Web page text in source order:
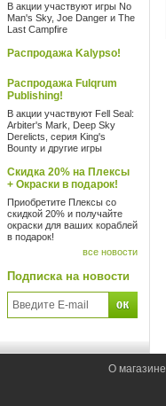
В акции участвуют игры No
Man's Sky, Joe Danger и The
Last Campfire
Распродажа Kalypso!
Распродажа Fulqrum
Publishing!
В акции участвуют Fell Seal:
Arbiter's Mark, Deep Sky
Derelicts, серия King's
Bounty и другие игры
Скидка 20% на Плексы
+ Окраски в подарок!
Приобретите Плексы со
скидкой 20% и получайте
окраски для ваших кораблей
в подарок!
все новости
Подписка на новости
О магазине